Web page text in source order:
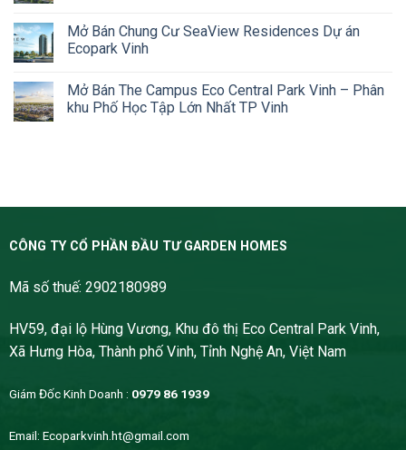
Mở Bán Chung Cư SeaView Residences Dự án
Ecopark Vinh
Mở Bán The Campus Eco Central Park Vinh – Phân
khu Phố Học Tập Lớn Nhất TP Vinh
CÔNG TY CỔ PHẦN ĐẦU TƯ GARDEN HOMES
Mã số thuế: 2902180989
HV59, đại lộ Hùng Vương, Khu đô thị Eco Central Park Vinh,
Xã Hưng Hòa, Thành phố Vinh, Tỉnh Nghệ An, Việt Nam
Giám Đốc Kinh Doanh : 0979 86 1939
Email: Ecoparkvinh.ht@gmail.com